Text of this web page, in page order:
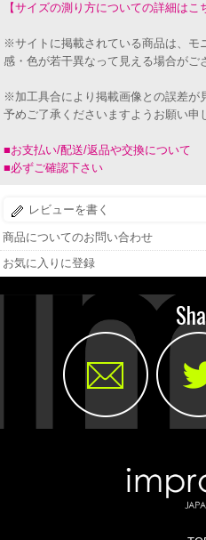
【サイズの測り方についての詳細はこ
※サイトに掲載されている商品は、モ
感・色が若干異なって見える場合がご
※加工具合により掲載画像との誤差が
予めご了承くださいますようお願い申
■お支払い/配送/返品や交換について
■必ずご確認下さい
レビューを書く
商品についてのお問い合わせ
お気に入りに登録